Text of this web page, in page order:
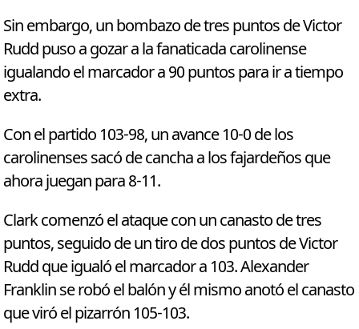
Sin embargo, un bombazo de tres puntos de Victor
Rudd puso a gozar a la fanaticada carolinense
igualando el marcador a 90 puntos para ir a tiempo
extra.
Con el partido 103-98, un avance 10-0 de los
carolinenses sacó de cancha a los fajardeños que
ahora juegan para 8-11.
Clark comenzó el ataque con un canasto de tres
puntos, seguido de un tiro de dos puntos de Victor
Rudd que igualó el marcador a 103. Alexander
Franklin se robó el balón y él mismo anotó el canasto
que viró el pizarrón 105-103.